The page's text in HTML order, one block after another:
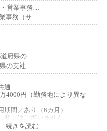
営業事務…
事務（サ…
道府県の…
の支社…
通
4000円（勤務地により異な
間／あり（6カ月）
更はございません
続きを読む